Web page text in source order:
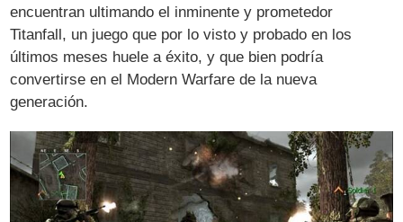
encuentran ultimando el inminente y prometedor
Titanfall, un juego que por lo visto y probado en los
últimos meses huele a éxito, y que bien podría
convertirse en el Modern Warfare de la nueva
generación.